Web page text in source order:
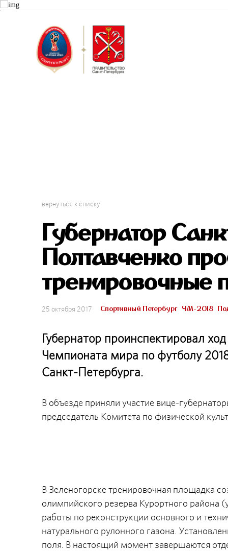
вернуться к списку
Губернатор
Полтавченко
25 октября 2017 Спортивный Петербург ЧМ-2018
Губернатор проинспектировал
Чемпионата мира по футболу
Санкт-Петербурга.
В объезде приняли участие вице-
председатель Комитета по физической
В Зеленогорске тренировочная площадка
олимпийского резерва Курортного района
работы по реконструкции основного и
натурального рулонного газона.
поля. В настоящий момент завершаются